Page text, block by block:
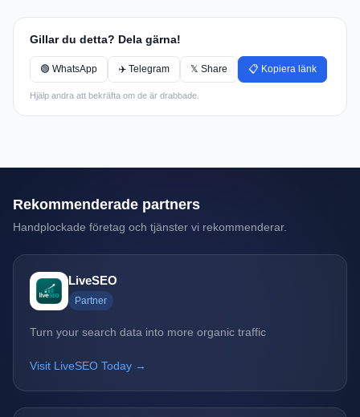
Gillar du detta? Dela gärna!
🟢 WhatsApp ✈️ Telegram 𝕏 Share 📋 Kopiera länk
Hjälp andra att bekräfta om de är drabbade.
Rekommenderade partners
Handplockade företag och tjänster vi rekommenderar.
LiveSEO
Partner
Turn your search data into more organic traffic
Visit LiveSEO Today →